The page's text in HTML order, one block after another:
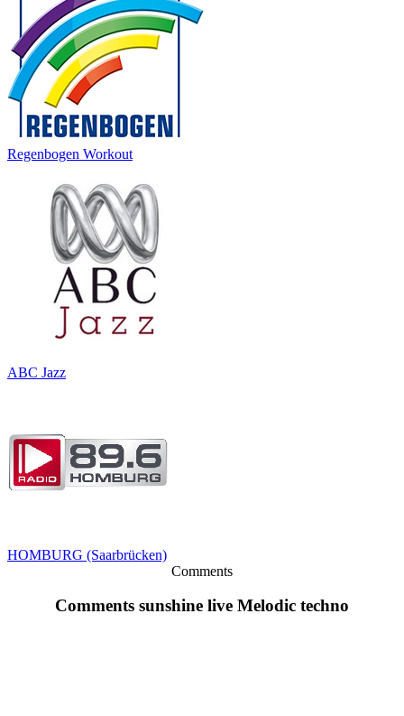
Regenbogen Workout
ABC Jazz
HOMBURG (Saarbrücken)
Comments
Comments sunshine live Melodic techno